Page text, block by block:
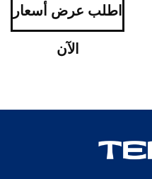
اطلب عرض أسعار
الآن